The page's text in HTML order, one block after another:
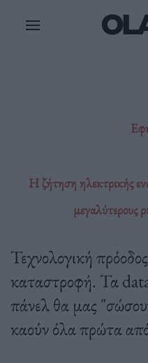
Η ζήτηση ηλεκτρικής
μεγαλύτερους
Τεχνολογική
καταστροφή. Τα
πάνελ θα μας
καούν όλα πρώτα